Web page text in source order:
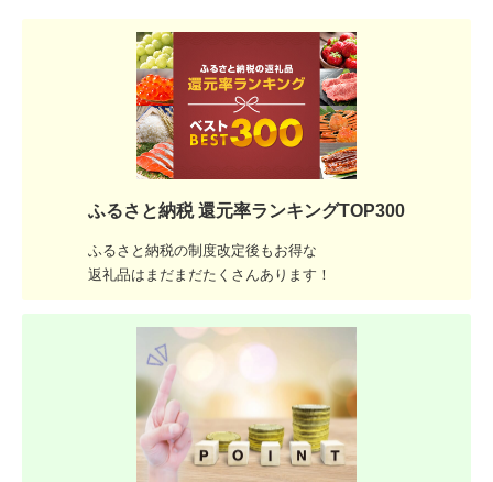
ふるさと納税 還元率ランキングTOP300
ふるさと納税の制度改定後もお得な
返礼品はまだまだたくさんあります！